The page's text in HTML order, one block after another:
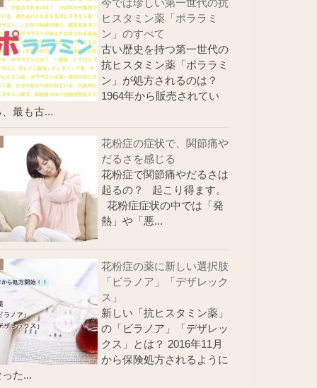
今では珍しい第一世代の抗
ヒスタミン薬「ポララミ
ン」のすべて
古い歴史を持つ第一世代の
抗ヒスタミン薬「ポララミ
ン」が処方されるのは？
1964年から販売されてい
、最も古...
花粉症の症状で、関節痛や
だるさを感じる
花粉症で関節痛やだるさは
起るの？ 起こり得ます。
花粉症症状の中では「発
熱」や「悪...
花粉症の薬に新しい選択肢
「ビラノア」「デザレック
ス」
新しい「抗ヒスタミン薬」
の「ビラノア」「デザレッ
クス」とは？ 2016年11月
から保険処方されるように
った...